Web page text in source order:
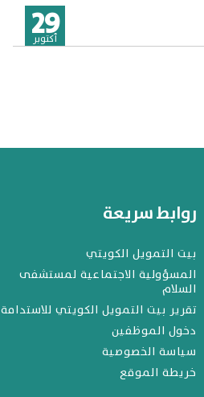
29
أكتوبر
روابط سريعة
بيت التمويل الكويتي
المسؤولية الاجتماعية لمستشفى
السلام
تقرير بيت التمويل الكويتي للاستدامة
دخول الموظفين
سياسة الخصوصية
خريطة الموقع